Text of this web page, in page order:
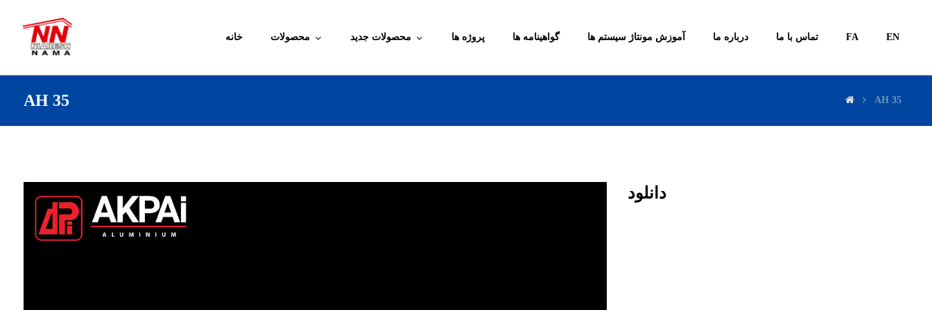
خانه محصولات محصولات جدید پروژه ها گواهینامه ها آموزش مونتاژ سیستم ها درباره ما تماس با ما FA EN
AH 35 AH 35
Player
دانلود